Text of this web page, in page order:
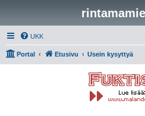
UKK
Portal Etusivu Usein kysyttyä